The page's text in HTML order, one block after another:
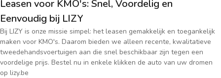
Leasen voor KMO's: Snel, Voordelig en
Eenvoudig bij LIZY
Bij LIZY is onze missie simpel: het leasen gemakkelijk en toegankelijk
maken voor KMO's. Daarom bieden we alleen recente, kwalitatieve
tweedehandsvoertuigen aan die snel beschikbaar zijn tegen een
voordelige prijs. Bestel nu in enkele klikken de auto van uw dromen
op lizy.be